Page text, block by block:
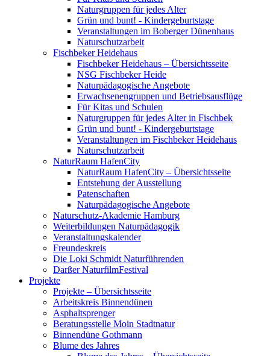
Naturgruppen für jedes Alter
Grün und bunt! - Kindergeburtstage
Veranstaltungen im Boberger Dünenhaus
Naturschutzarbeit
Fischbeker Heidehaus
Fischbeker Heidehaus – Übersichtsseite
NSG Fischbeker Heide
Naturpädagogische Angebote
Erwachsenengruppen und Betriebsausflüge
Für Kitas und Schulen
Naturgruppen für jedes Alter in Fischbek
Grün und bunt! - Kindergeburtstage
Veranstaltungen im Fischbeker Heidehaus
Naturschutzarbeit
NaturRaum HafenCity
NaturRaum HafenCity – Übersichtsseite
Entstehung der Ausstellung
Patenschaften
Naturpädagogische Angebote
Naturschutz-Akademie Hamburg
Weiterbildungen Naturpädagogik
Veranstaltungskalender
Freundeskreis
Die Loki Schmidt Naturführenden
Darßer NaturfilmFestival
Projekte
Projekte – Übersichtsseite
Arbeitskreis Binnendünen
Asphaltsprenger
Beratungsstelle Moin Stadtnatur
Binnendüne Gothmann
Blume des Jahres